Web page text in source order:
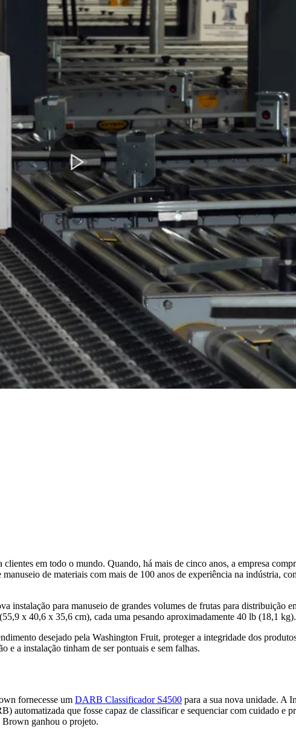
em todo o mundo. Quando, há mais de cinco anos, a empresa
de materiais com mais de 100 anos de experiência na indústria,
instalação para manuseio de grandes volumes de frutas para distribuição
x 40,6 x 35,6 cm), cada uma pesando aproximadamente 40 lb (18,1 kg).
desejado pela Washington Fruit, proteger a integridade dos
e a instalação tinham de ser pontuais e sem falhas.
fornecesse um DARB Classificador S4500 para a sua nova unidade. A
que fosse capaz de classificar e sequenciar com cuidado e
ganhou o projeto.